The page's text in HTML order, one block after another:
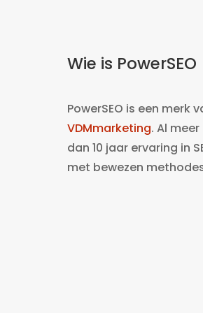
Wie is PowerSEO
PowerSEO is een merk
VDMmarketing. Al meer
dan 10 jaar ervaring in
met bewezen